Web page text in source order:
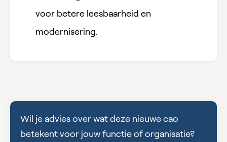
voor betere leesbaarheid en
modernisering.
Wil je advies over wat deze nieuwe cao
betekent voor jouw functie of organisatie?